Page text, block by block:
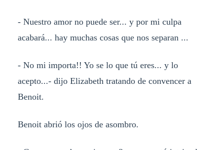
- Nuestro amor no puede ser... y por mi culpa
acabará... hay muchas cosas que nos separan ...
- No mi importa!! Yo se lo que tú eres... y lo
acepto...- dijo Elizabeth tratando de convencer a
Benoit.
Benoit abrió los ojos de asombro.